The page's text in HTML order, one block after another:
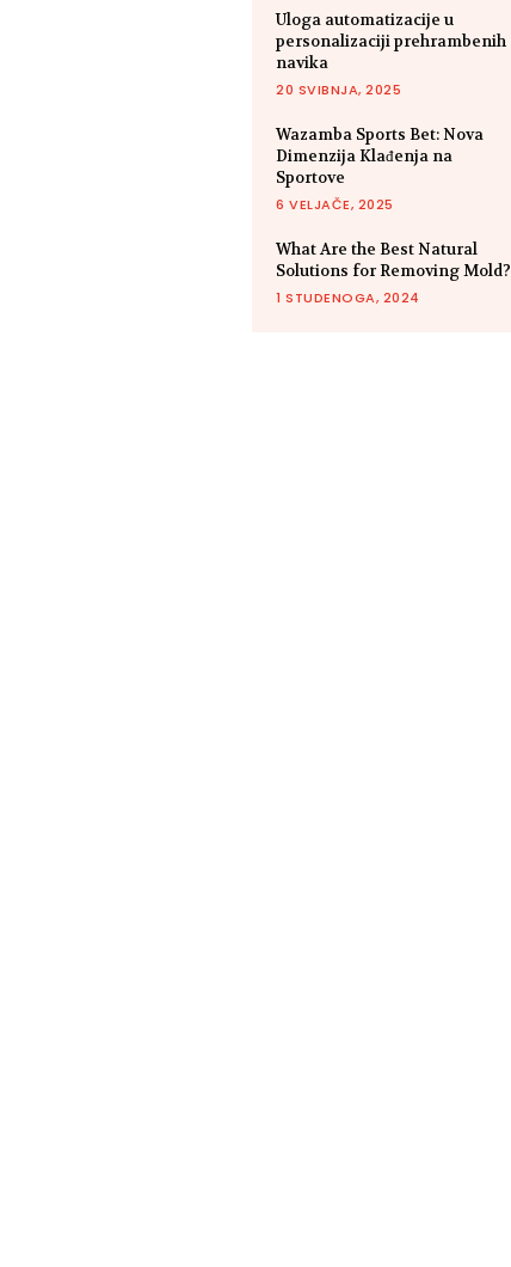
Uloga automatizacije u
personalizaciji prehrambenih
navika
20 SVIBNJA, 2025
Wazamba Sports Bet: Nova
Dimenzija Klađenja na
Sportove
6 VELJAČE, 2025
What Are the Best Natural
Solutions for Removing Mold?
1 STUDENOGA, 2024